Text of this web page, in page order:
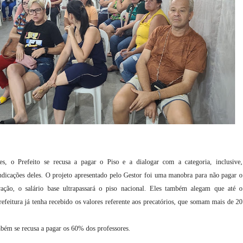
o Prefeito se recusa a pagar o Piso e a dialogar com a categoria, inclusive,
deles. O projeto apresentado pelo Gestor foi uma manobra para não pagar o
o salário base ultrapassará o piso nacional. Eles também alegam que até o
já tenha recebido os valores referente aos precatórios, que somam mais de 20
se recusa a pagar os 60% dos professores.